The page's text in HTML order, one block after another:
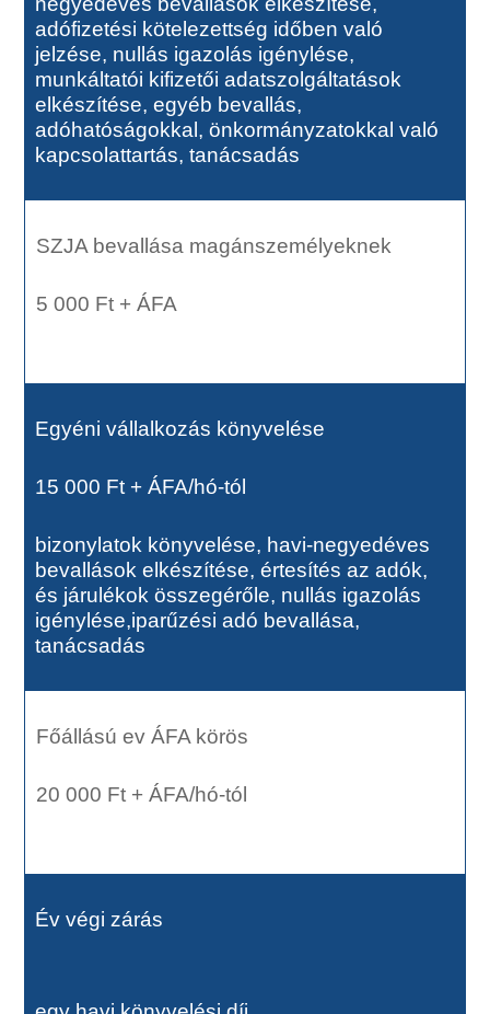
adófizetési kötelezettség időben való
jelzése, nullás igazolás igénylése,
munkáltatói kifizetői adatszolgáltatások
elkészítése, egyéb bevallás,
adóhatóságokkal,önkormányzatokkal való
kapcsolattartás, tanácsadás
SZJA bevallása magánszemélyeknek
5 000 Ft + ÁFA
Egyéni vállalkozás könyvelése
15 000 Ft + ÁFA/hó-tól
bizonylatok könyvelése, havi-negyedéves
bevallások elkészítése, értesítés az adók,
és járulékok összegérőle, nullás igazolás
igénylése,iparűzési adó bevallása,
tanácsadás
Főállású ev ÁFA körös
20 000 Ft + ÁFA/hó-tól
Év végi zárás